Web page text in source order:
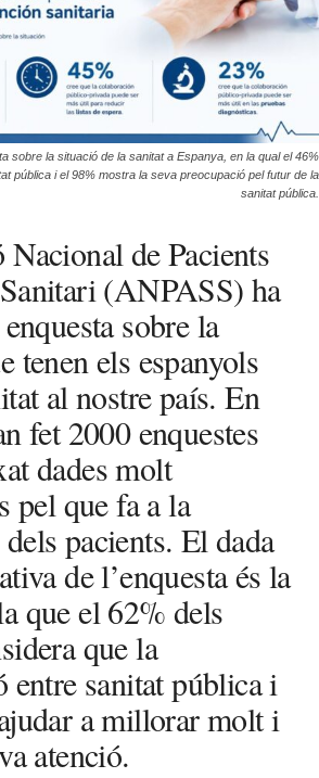
sobre la situació de la sanitat a Espanya, en la qual el 46%
pública i el 98% mostra la seva preocupació pel futur de la
sanitat pública.
Nacional de Pacients
(ANPASS) ha
sobre la
tenen els espanyols
al nostre país. En
fet 2000 enquestes
dades molt
pel que fa a la
pacients. El dada
de l’enquesta és la
que el 62% dels
que la
entre sanitat pública i
a millorar molt i
atenció.